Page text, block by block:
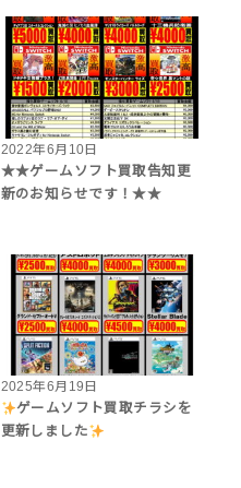
2022年6月10日
★★ゲームソフト買取告知更
新のお知らせです！★★
2025年6月19日
ゲームソフト買取チラシを
更新しました